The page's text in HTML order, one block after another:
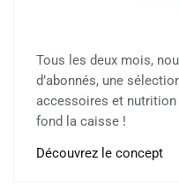
Tous les deux mois,
d’abonnés, une
accessoires et
fond la caisse !
Découvrez le concept